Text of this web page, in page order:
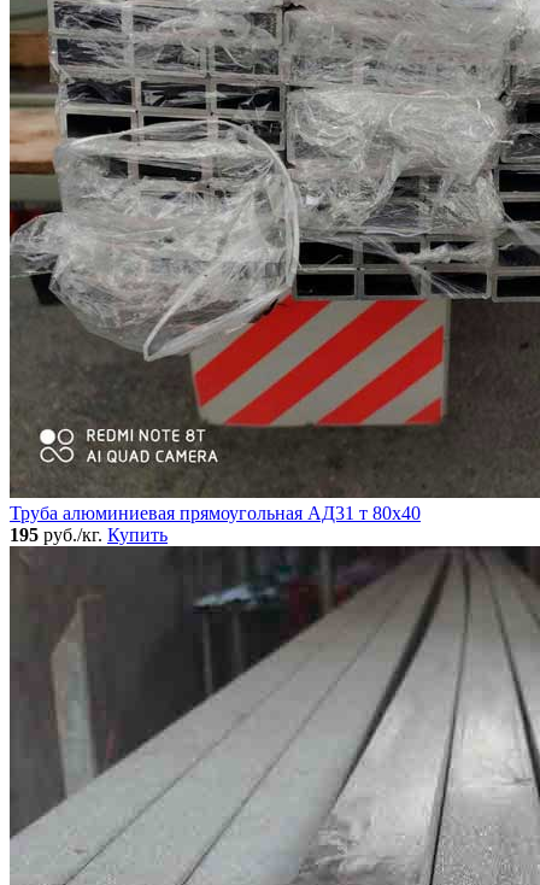
Труба алюминиевая прямоугольная АД31 т 80х40
195 руб./кг. Купить